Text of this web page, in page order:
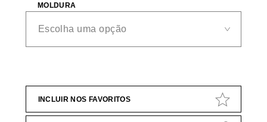
MOLDURA
INCLUIR NOS FAVORITOS